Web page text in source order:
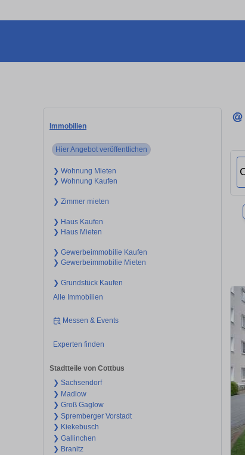
Immobilien
Hier Angebot veröffentlichen
❯ Wohnung Mieten
❯ Wohnung Kaufen
❯ Zimmer mieten
❯ Haus Kaufen
❯ Haus Mieten
❯ Gewerbeimmobilie Kaufen
❯ Gewerbeimmobilie Mieten
❯ Grundstück Kaufen
Alle Immobilien
Messen & Events
Experten finden
Stadtteile von Cottbus
❯ Sachsendorf
❯ Madlow
❯ Groß Gaglow
❯ Spremberger Vorstadt
❯ Kiekebusch
❯ Gallinchen
❯ Branitz